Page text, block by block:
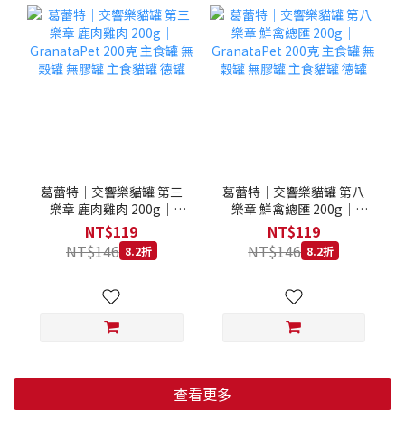
葛蕾特｜交響樂貓罐 第三
樂章 鹿肉雞肉 200g｜
GranataPet 200克 主食罐
無穀罐 無膠罐 主食貓罐 德
罐
NT$119
NT$146 8.2折
葛蕾特｜交響樂貓罐 第八
樂章 鮮禽總匯 200g｜
GranataPet 200克 主食罐
無穀罐 無膠罐 主食貓罐 德
罐
NT$119
NT$146 8.2折
查看更多